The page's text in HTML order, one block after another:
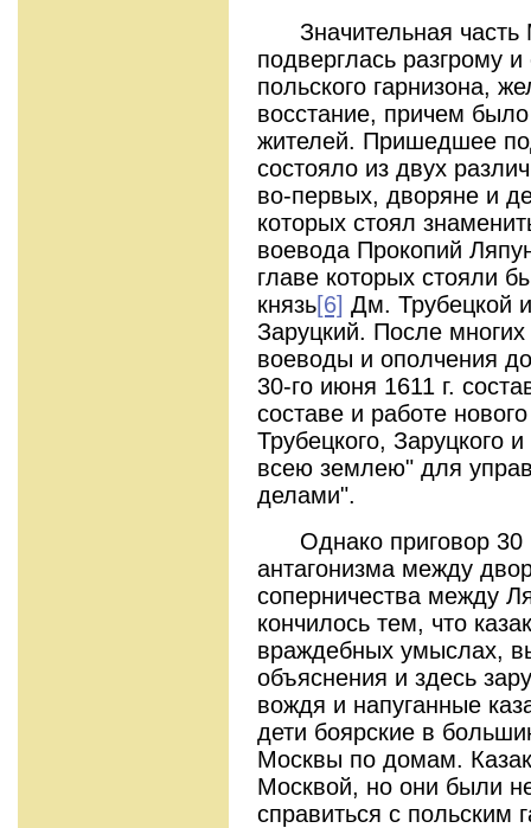
Значительная часть
подверглась разгрому
польского гарнизона,
восстание, причем
жителей. Пришедшее
состояло из двух
во-первых, дворяне и
которых стоял
воевода Прокопий
главе которых стояли
князь[6] Дм. Трубецкой
Заруцкий. После
воеводы и ополчения
30-го июня 1611 г.
составе и работе
Трубецкого, Заруцкого
всею землею" для
делами".
Однако приговор 30
антагонизма между
соперничества между
кончилось тем, что
враждебных умыслах,
объяснения и здесь
вождя и напуганные
дети боярские в
Москвы по домам.
Москвой, но они были
справиться с польским